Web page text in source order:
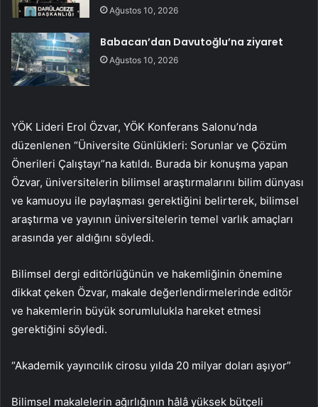
Ağustos 10, 2026
Babacan’dan Davutoğlu’na ziyaret
Ağustos 10, 2026
YÖK Lideri Erol Özvar, YÖK Konferans Salonu’nda
düzenlenen “Üniversite Günlükleri: Sorunlar ve Çözüm
Önerileri Çalıştayı”na katıldı. Burada bir konuşma yapan
Özvar, üniversitelerin bilimsel araştırmalarını bilim dünyası
ve kamuoyu ile paylaşması gerektiğini belirterek, bilimsel
araştırma ve yayının üniversitelerin temel varlık amaçları
arasında yer aldığını söyledi.
Bilimsel dergi editörlüğünün ve hakemliğinin önemine
dikkat çeken Özvar, makale değerlendirmelerinde editör
ve hakemlerin büyük sorumlulukla hareket etmesi
gerektiğini söyledi.
“Akademik yayıncılık cirosu yılda 20 milyar doları aşıyor”
Bilimsel makalelerin ağırlığının hâlâ yüksek bütçeli